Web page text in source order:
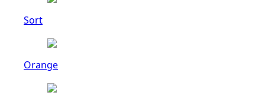
Sort
Orange